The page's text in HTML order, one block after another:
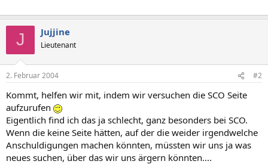
J Jujjine
Lieutenant
2. Februar 2004 #2
Kommt, helfen wir mit, indem wir versuchen die SCO Seite
aufzurufen
Eigentlich find ich das ja schlecht, ganz besonders bei SCO.
Wenn die keine Seite hätten, auf der die weider irgendwelche
Anschuldigungen machen könnten, müssten wir uns ja was
neues suchen, über das wir uns ärgern könnten....